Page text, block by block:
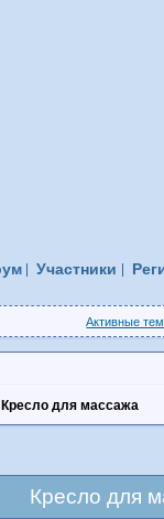
Участники
Активные
Кресло для массажа
Кресло для